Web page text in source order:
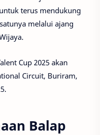
terus mendukung
melalui ajang
Cup 2025 akan
Circuit, Buriram,
Balap